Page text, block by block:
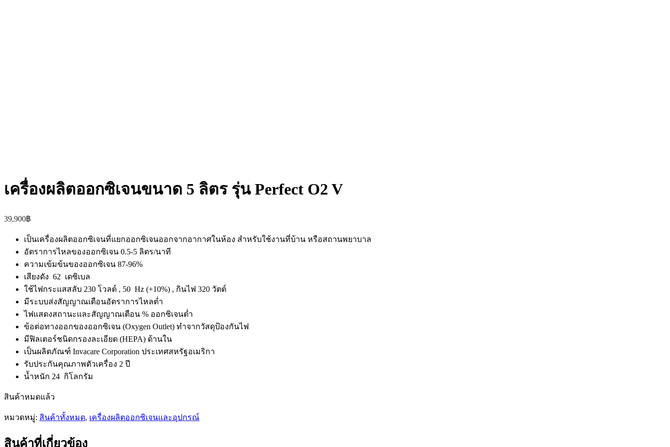
เครื่องผลิตออกซิเจนขนาด 5 ลิตร รุ่น Perfect O2 V
39,900฿
เป็นเครื่องผลิตออกซิเจนที่แยกออกซิเจนออกจากอากาศในห้อง สำหรับใช้งานที่บ้าน หรือสถานพยาบาล
อัตราการไหลของออกซิเจน 0.5-5 ลิตร/นาที
ความเข้มข้นของออกซิเจน 87-96%
เสียงดัง 62 เดซิเบล
ใช้ไฟกระแสสลับ 230 โวลต์ , 50 Hz (+10%) , กินไฟ 320 วัตต์
มีระบบส่งสัญญาณเตือนอัตราการไหลต่ำ
ไฟแสดงสถานะและสัญญาณเตือน % ออกซิเจนต่ำ
ข้อต่อทางออกของออกซิเจน (Oxygen Outlet) ทำจากวัสดุป้องกันไฟ
มีฟิลเตอร์ชนิดกรองละเอียด (HEPA) ด้านใน
เป็นผลิตภัณฑ์ Invacare Corporation ประเทศสหรัฐอเมริกา
รับประกันคุณภาพตัวเครื่อง 2 ปี
น้ำหนัก 24 กิโลกรัม
สินค้าหมดแล้ว
หมวดหมู่: สินค้าทั้งหมด, เครื่องผลิตออกซิเจนและอุปกรณ์
สินค้าที่เกี่ยวข้อง